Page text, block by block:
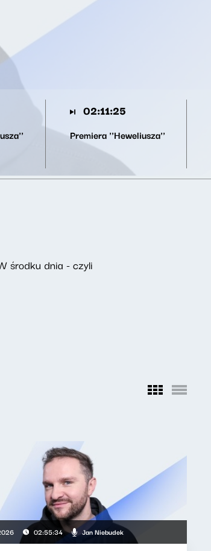
02:11:25
Premiera ''Heweliusza''
środku dnia - czyli
02:55:34 Jan Niebudek